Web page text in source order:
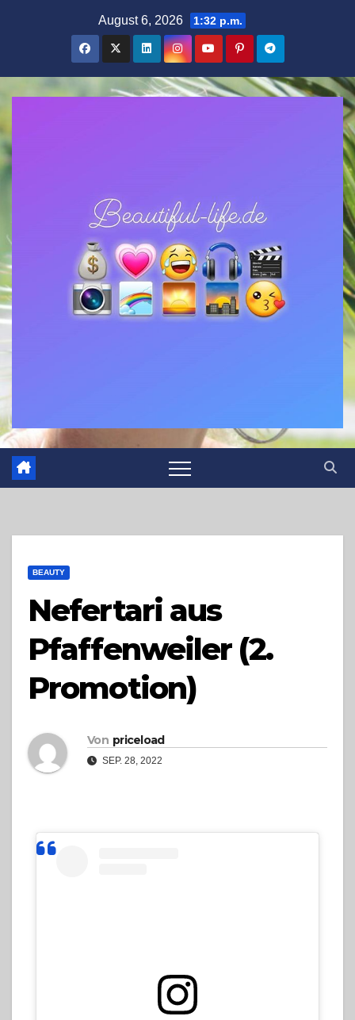
August 6, 2026 1:32 p.m.
BEAUTY
Nefertari aus
Pfaffenweiler (2.
Promotion)
Von priceload
SEP. 28, 2022